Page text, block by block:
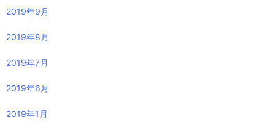
2019年9月
2019年8月
2019年7月
2019年6月
2019年1月